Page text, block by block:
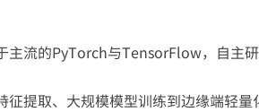
主流的PyTorch与TensorFlow，自主
提取、大规模模型训练到边缘端轻量